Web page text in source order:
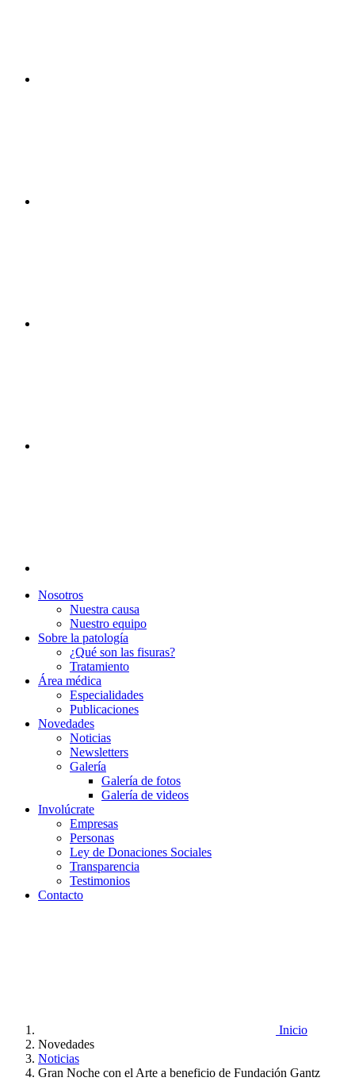
Nosotros
Nuestra causa
Nuestro equipo
Sobre la patología
¿Qué son las fisuras?
Tratamiento
Área médica
Especialidades
Publicaciones
Novedades
Noticias
Newsletters
Galería
Galería de fotos
Galería de videos
Involúcrate
Empresas
Personas
Ley de Donaciones Sociales
Transparencia
Testimonios
Contacto
Inicio
Novedades
Noticias
Gran Noche con el Arte a beneficio de Fundación Gantz